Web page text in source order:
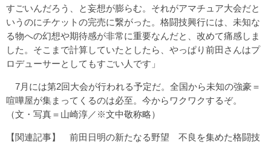
すごいんだろう、と妄想が膨らむ。それがアマチュア大会だと
いうのにチケットの完売に繋がった。格闘技興行には、未知な
る物への幻想や期待感が非常に重要なんだと、改めて痛感しま
した。そこまで計算していたとしたら、やっぱり前田さんはプ
ロデューサーとしてもすごい人です」
7月には第2回大会が行われる予定だ。全国から未知の強豪＝
喧嘩屋が集まってくるのは必至。今からワクワクするぞ。
（文・写真＝山崎淳／※文中敬称略）
【関連記事】 前田日明の新たなる野望 不良を集めた格闘技